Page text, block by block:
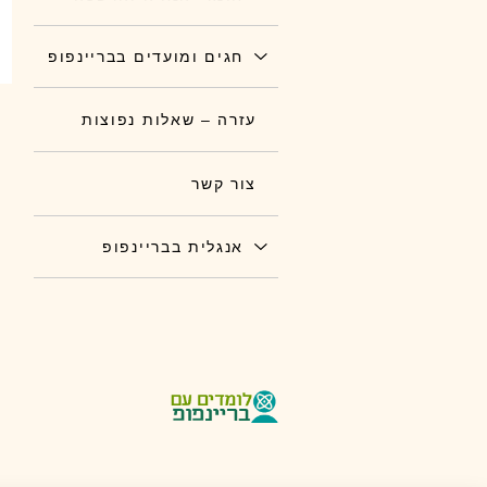
חגים ומועדים בבריינפופ
עזרה – שאלות נפוצות
צור קשר
אנגלית בבריינפופ